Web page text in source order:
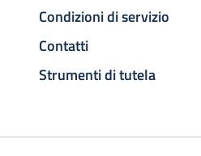
Condizioni di servizio
Contatti
Strumenti di tutela